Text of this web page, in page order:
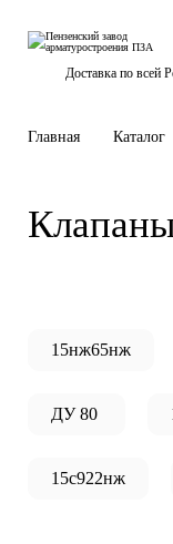
Доставка по всей
Главная Каталог
15нж65нж
ДУ 80
15с922нж